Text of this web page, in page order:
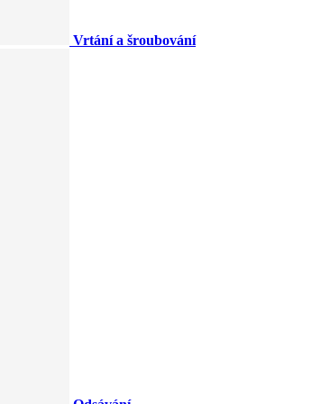
Vrtání a šroubování